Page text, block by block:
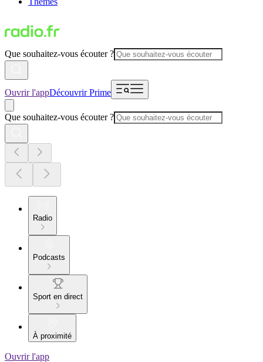
Que souhaitez-vous écouter ?
Ouvrir l'appDécouvrir Prime
Que souhaitez-vous écouter ?
Radio
Podcasts
Sport en direct
À proximité
Ouvrir l'app